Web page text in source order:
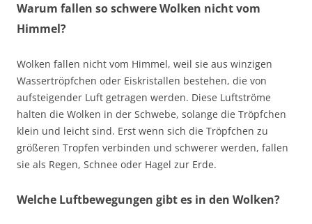
Warum fallen so schwere Wolken nicht vom
Himmel?
Wolken fallen nicht vom Himmel, weil sie aus winzigen
Wassertröpfchen oder Eiskristallen bestehen, die von
aufsteigender Luft getragen werden. Diese Luftströme
halten die Wolken in der Schwebe, solange die Tröpfchen
klein und leicht sind. Erst wenn sich die Tröpfchen zu
größeren Tropfen verbinden und schwerer werden, fallen
sie als Regen, Schnee oder Hagel zur Erde.
Welche Luftbewegungen gibt es in den Wolken?